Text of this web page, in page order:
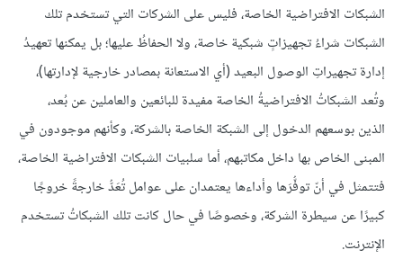
الشبكات الافتراضية الخاصة، فليس على الشركات التي تستخدم تلك
الشبكات شراءُ تجهيزاتٍ شبكية خاصة، ولا الحفاظُ عليها؛ بل يمكنها تعهيدُ
إدارة تجهيراتِ الوصول البعيد (أي الاستعانة بمصادر خارجية لإدارتها)،
وتُعد الشبكاتُ الافتراضيةُ الخاصة مفيدة للبائعين والعاملين عن بُعد،
الذين بوسعهم الدخول إلى الشبكة الخاصة بالشركة، وكأنهم موجودون في
المبنى الخاص بها داخل مكاتبهم، أما سلبيات الشبكات الافتراضية الخاصة،
فتتمثل في أنّ توفُّرَها وأداءها يعتمدان على عوامل تُعَدُّ خارجةً خروجًا
كبيرًا عن سيطرة الشركة، وخصوصًا في حال كانت تلك الشبكاتُ تستخدم
الإنترنت.